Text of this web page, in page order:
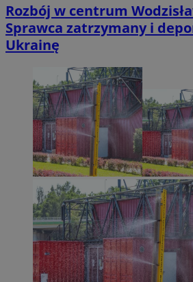
Rozbój w centrum
Sprawca zatrzymany i
Ukrainę